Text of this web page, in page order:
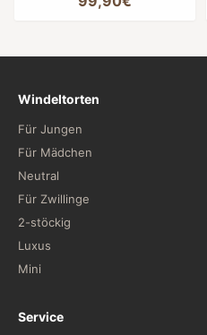
Windeltorten
Für Jungen
Für Mädchen
Neutral
Für Zwillinge
2-stöckig
Luxus
Mini
Service